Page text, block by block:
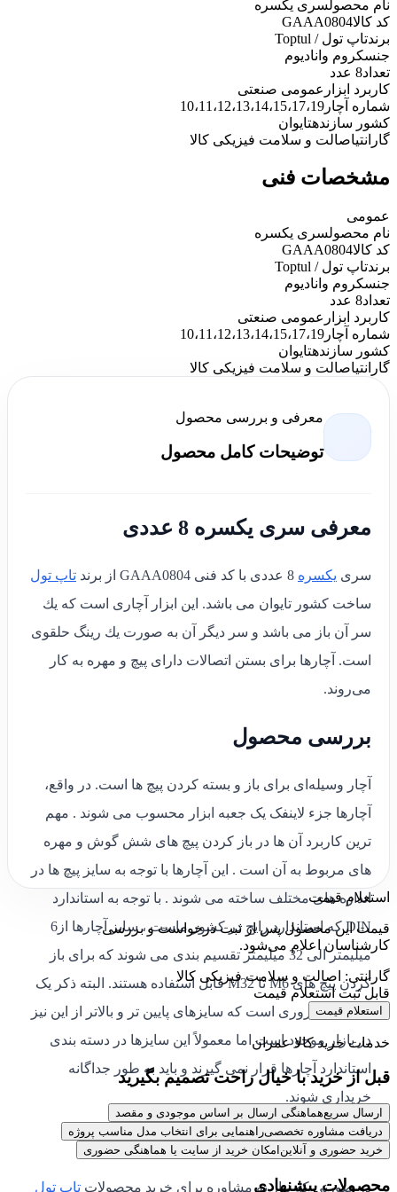
نام محصولسری یکسره
کد کالاGAAA0804
برندتاپ تول / Toptul
جنسکروم وانادیوم
تعداد8 عدد
کاربرد ابزار عمومی صنعتی
شماره آچار 10،11،12،13،14،15،17،19
کشور سازندهتایوان
گارانتیاصالت و سلامت فیزیکی کالا
مشخصات فنی
عمومی
نام محصولسری یکسره
کد کالاGAAA0804
برندتاپ تول / Toptul
جنسکروم وانادیوم
تعداد8 عدد
کاربرد ابزار عمومی صنعتی
شماره آچار 10،11،12،13،14،15،17،19
کشور سازندهتایوان
گارانتیاصالت و سلامت فیزیکی کالا
معرفی و بررسی محصول
توضیحات کامل محصول
معرفی سری یکسره 8 عددی
سری یکسره
تاپ تول
ساخت کشور تایوان می باشد. این ابزار آچارى است كه يك
سر آن باز مى باشد و سر ديگر آن به صورت يك رينگ حلقوى
است. آچارها برای بستن اتصالات دارای پیچ و مهره به کار
می‌روند.
بررسی محصول
آچار وسیله‌ای برای باز و بسته کردن پیچ ها است. در واقع،
آچارها جزء لاینفک یک جعبه ابزار محسوب می شوند . مهم
ترین کاربرد آن ها در باز کردن پیچ های شش گوش و مهره
های مربوط به آن است . این آچارها با توجه به سایز پیچ ها در
اندازه های مختلف ساخته می شوند . با توجه به استاندارد
DIN که استاندارد رایج در کشور ماست ، سایز آچارها از6
میلیمتر الی 32 میلیمتر تقسیم بندی می شوند که برای باز
کردن پیچ های M6 تا M32 قابل استفاده هستند. البته ذکر یک
نکته نیز ضروری است که سایزهای پایین تر و بالاتر از این نیز
در بازار موجود است اما معمولاً این سایزها در دسته بندی
استاندارد آچارها قرار نمی گیرند و باید به طور جداگانه
خریداری شوند.
ارتباط با کارشناسان و دریافت مشاوره
در صورتی که نیاز به مشاوره برای خرید محصولات تاپ تول
استعلام قیمت
قیمت این محصول پس از ثبت درخواست و بررسی
کارشناسان اعلام می‌شود.
گارانتی: اصالت و سلامت فیزیکی کالا
قابل ثبت استعلام قیمت
استعلام قیمت
خدمات خرید کالا عمران
قبل از خرید با خیال راحت تصمیم بگیرید
ارسال سریعهماهنگی ارسال بر اساس موجودی و مقصد
دریافت مشاوره تخصصیراهنمایی برای انتخاب مدل مناسب پروژه
خرید حضوری و آنلاین امکان خرید از سایت یا هماهنگی حضوری
محصولات پیشنهادی